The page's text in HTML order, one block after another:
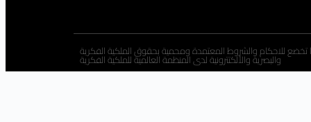
تخضع للاحكام والشروط المعتمدة ومحمية بحقوق الملكية الفكرية
والبصرية والألكتترونية لدى المنظمة العالمية للملكية الفكرية